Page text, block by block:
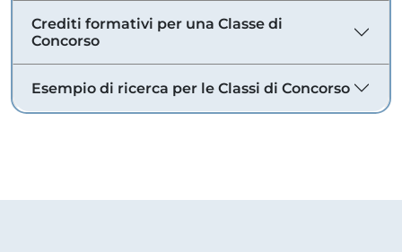
Crediti formativi per una Classe di
Concorso
Esempio di ricerca per le Classi di Concorso